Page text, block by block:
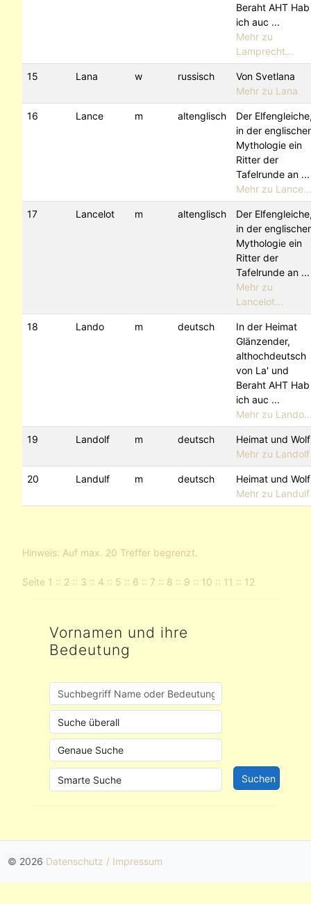
Beraht AHT Hab
ich auc ...
Mehr zu
Lamprecht...
15 Lana w russisch
Von Svetlana
Mehr zu Lana
16 Lance m altenglisch
Der
in der
Mythologie ein
Ritter der
Tafelrunde an ...
Mehr zu Lance...
17 Lancelot m altenglisch
Der
in der
Mythologie ein
Ritter der
Tafelrunde an ...
Mehr zu
Lancelot...
18 Lando m deutsch
In der Heimat
Glänzender,
althochdeutsch
von La' und
Beraht AHT Hab
ich auc ...
Mehr zu
19 Landolf m deutsch
Heimat und Wolf
Mehr zu Landolf
20 Landulf m deutsch
Heimat und Wolf
Mehr zu Landulf
Hinweis: Auf max. 20 Treffer begrenzt.
Seite 1 :: 2 :: 3 :: 4 :: 5 :: 6 :: 7 :: 8 :: 9 :: 10 :: 11 :: 12
Vornamen und ihre
Bedeutung
© 2026 Datenschutz / Impressum